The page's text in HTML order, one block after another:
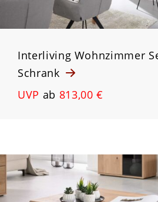
Interliving Wohnzimmer
Schrank
UVP ab 813,00 €